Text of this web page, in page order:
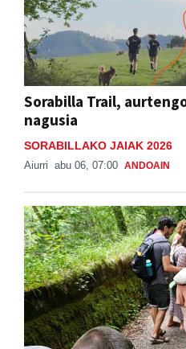
Sorabilla Trail,
nagusia
SORABILLAKO JAIAK 2026
Aiurri abu 06, 07:00 ANDOAIN